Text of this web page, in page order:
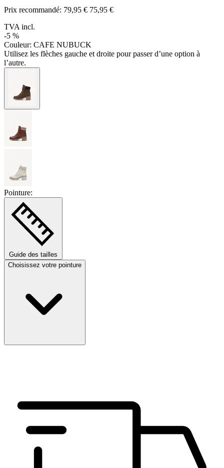
Prix recommandé: 79,95 € 75,95 €
TVA incl.
-5 %
Couleur: CAFE NUBUCK
Utilisez les flèches gauche et droite pour passer d’une option à
l’autre.
Pointure:
Guide des tailles
Choisissez votre pointure